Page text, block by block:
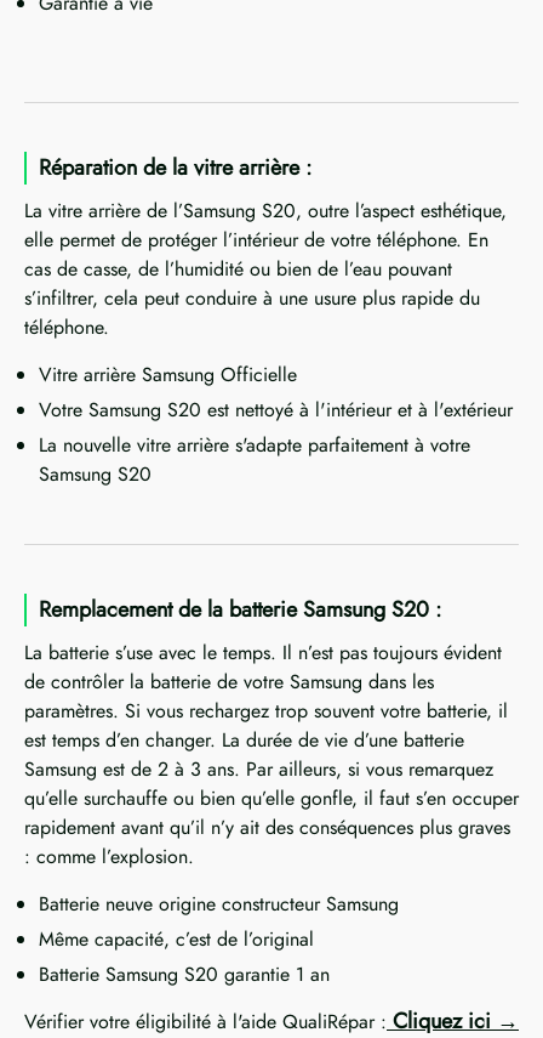
Réparation de la vitre arrière :
La vitre arrière de l’Samsung S20, outre l’aspect esthétique,
elle permet de protéger l’intérieur de votre téléphone. En
cas de casse, de l’humidité ou bien de l’eau pouvant
s’infiltrer, cela peut conduire à une usure plus rapide du
téléphone.
Vitre arrière Samsung Officielle
Votre Samsung S20 est nettoyé à l'intérieur et à l'extérieur
La nouvelle vitre arrière s'adapte parfaitement à votre
Samsung S20
Remplacement de la batterie Samsung S20 :
La batterie s’use avec le temps. Il n’est pas toujours évident
de contrôler la batterie de votre Samsung dans les
paramètres. Si vous rechargez trop souvent votre batterie, il
est temps d’en changer. La durée de vie d’une batterie
Samsung est de 2 à 3 ans. Par ailleurs, si vous remarquez
qu’elle surchauffe ou bien qu’elle gonfle, il faut s’en occuper
rapidement avant qu’il n’y ait des conséquences plus graves
: comme l’explosion.
Batterie neuve origine constructeur Samsung
Même capacité, c’est de l’original
Batterie Samsung S20 garantie 1 an
Vérifier votre éligibilité à l'aide QualiRépar : Cliquez ici